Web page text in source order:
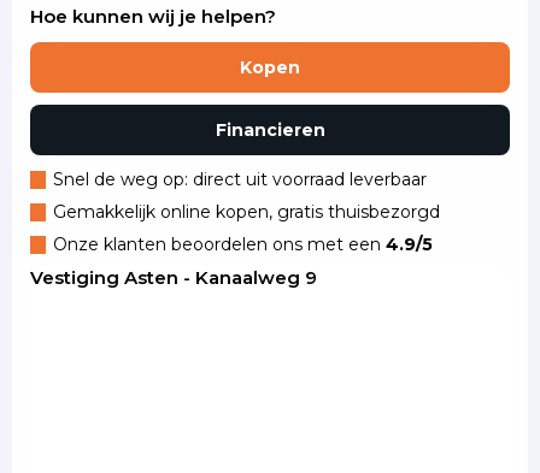
Hoe kunnen wij je helpen?
Kopen
Financieren
Snel de weg op: direct uit voorraad leverbaar
Gemakkelijk online kopen, gratis thuisbezorgd
Onze klanten beoordelen ons met een 4.9/5
Vestiging Asten - Kanaalweg 9